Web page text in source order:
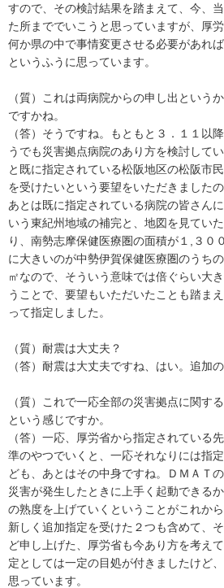
すので、その検討結果を踏まえて、今、
た所まででいこうと思っていますが、厚
何か県の中で事情変更させる必要があれ
というふうに思っています。
（質）これは両病院からの申し出という
ですかね。
（答）そうですね。もともと３．１１以
うでも災害拠点病院のあり方を検討して
と既に指定されている松阪地区の松阪市
を受けたいという要望をいただきました
あとは既に指定されている病院の皆さん
いう東紀州地域の補完と、地図を見てい
り、南勢志摩保健医療圏の面積が１,３０
に大きいのが中勢伊賀保健医療圏のうち
㎡なので、そういう意味では倍ぐらい大
うことで、要望もいただいたことも踏ま
って指定しました。
（質）耐震は大丈夫？
（答）耐震は大丈夫ですね、はい。追加
（質）これで一応全部の災害拠点に関す
という感じですか。
（答）一応、厚労省から指定されている
準のやつでいくと、一応それなりには指
ども、あとはその中身ですね。ＤＭＡＴ
災害が発生したときに上手く起動できる
の熟度を上げていくということがこれか
新しく追加指定を受けた２つも含めて、
ど申し上げた、厚労省も今あり方を考え
定としては一定の目処が付きましたけど
思っています。